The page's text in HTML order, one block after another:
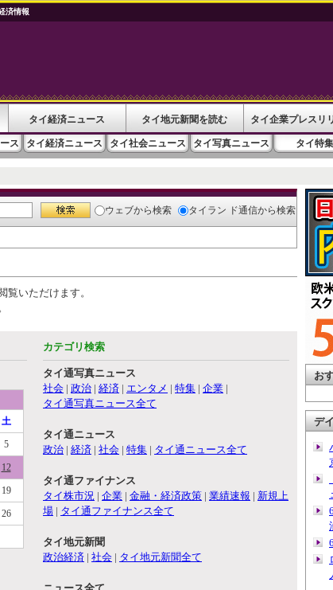
済情報
タイ経済ニュース タイ地元新聞を読む タイ企業プレスリ
ス タイ経済ニュース タイ社会ニュース タイ写真ニュース タイ特集
ウェブから検索 タイラン ド通信から検索
いただけます。
土
5
12
19
26
カテゴリ検索
タイ通写真ニュース
社会 | 政治 | 経済 | エンタメ | 特集 | 企業 |
タイ通写真ニュース全て
タイ通ニュース
政治 | 経済 | 社会 | 特集 | タイ通ニュース全て
タイ通ファイナンス
タイ株市況 | 企業 | 金融・経済政策 | 業績速報 | 新規上
場 | タイ通ファイナンス全て
タイ地元新聞
政治経済 | 社会 | タイ地元新聞全て
お
デ